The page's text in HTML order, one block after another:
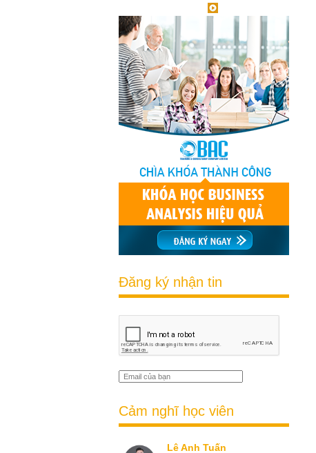
Đăng ký nhận tin
Cảm nghĩ học viên
Lê Anh Tuấn